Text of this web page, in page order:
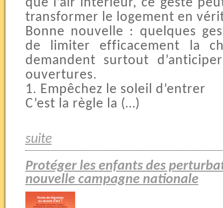
que l’air intérieur, ce geste
transformer le logement en
Bonne nouvelle : quelques
de limiter efficacement la
demandent surtout
ouvertures.
1. Empêchez le soleil d’entrer
C’est la règle la (…)
suite
Protéger les enfants des
nouvelle campagne nationale